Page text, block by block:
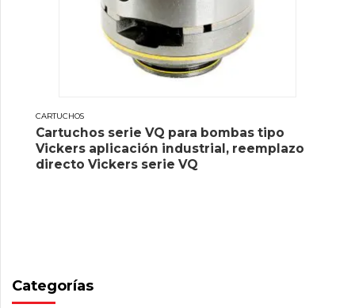
CARTUCHOS
Cartuchos serie VQ para bombas tipo
Vickers aplicación industrial, reemplazo
directo Vickers serie VQ
Categorías